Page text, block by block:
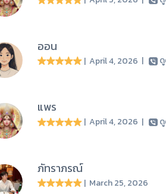
ออน
| April 4, 2026 |
แพร
| April 4, 2026 |
ภัทราภรณ์
| March 25, 2026